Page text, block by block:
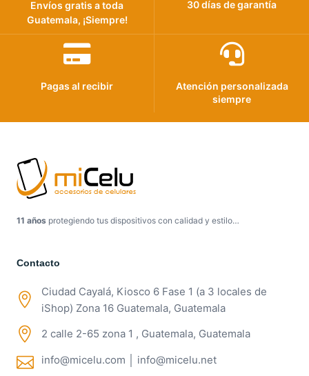
Envíos gratis a toda
Guatemala, ¡Siempre!
30 días de garantía
Pagas al recibir
Atención personalizada
siempre
11 años protegiendo tus dispositivos con calidad y estilo…
Contacto
Ciudad Cayalá, Kiosco 6 Fase 1 (a 3 locales de
iShop) Zona 16 Guatemala, Guatemala
2 calle 2-65 zona 1 , Guatemala, Guatemala
info@micelu.com │ info@micelu.net